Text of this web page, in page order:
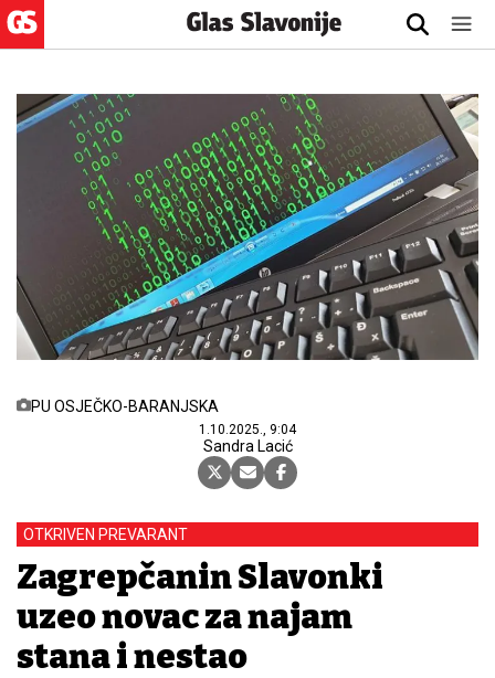
PU OSJEČKO-BARANJSKA
1.10.2025., 9:04
Sandra Lacić
OTKRIVEN PREVARANT
Zagrepčanin Slavonki
uzeo novac za najam
stana i nestao